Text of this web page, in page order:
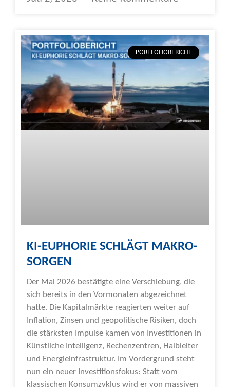
PORTFOLIOBERICHT
KI-EUPHORIE SCHLÄGT MAKRO-
SORGEN
Der Mai 2026 bestätigte eine Verschiebung, die
sich bereits in den Vormonaten abgezeichnet
hatte. Die Kapitalmärkte reagierten weiter auf
Inflation, Zinsen und geopolitische Risiken, doch
die stärksten Impulse kamen von Investitionen in
Künstliche Intelligenz, Rechenzentren, Halbleiter
und Energieinfrastruktur. Im Vordergrund steht
nun ein neuer Investitionsfokus: Statt vom
klassischen Konsumzyklus wird er von massiven